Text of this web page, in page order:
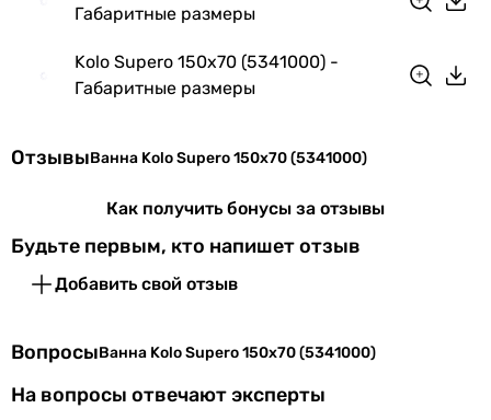
Габаритные размеры
Kolo Supero 150x70 (5341000) -
Габаритные размеры
ОтзывыВанна Kolo Supero 150x70 (5341000)
Как получить бонусы за отзывы
Будьте первым, кто напишет отзыв
Добавить свой отзыв
ВопросыВанна Kolo Supero 150x70 (5341000)
На вопросы отвечают эксперты